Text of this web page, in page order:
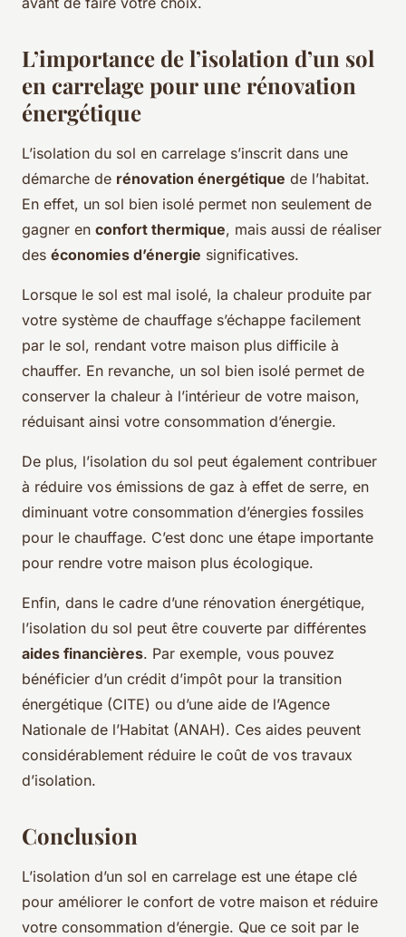
L’importance de l’isolation d’un sol
en carrelage pour une rénovation
énergétique
L’isolation du sol en carrelage s’inscrit dans une
démarche de rénovation énergétique de l’habitat.
En effet, un sol bien isolé permet non seulement de
gagner en confort thermique, mais aussi de réaliser
des économies d’énergie significatives.
Lorsque le sol est mal isolé, la chaleur produite par
votre système de chauffage s’échappe facilement
par le sol, rendant votre maison plus difficile à
chauffer. En revanche, un sol bien isolé permet de
conserver la chaleur à l’intérieur de votre maison,
réduisant ainsi votre consommation d’énergie.
De plus, l’isolation du sol peut également contribuer
à réduire vos émissions de gaz à effet de serre, en
diminuant votre consommation d’énergies fossiles
pour le chauffage. C’est donc une étape importante
pour rendre votre maison plus écologique.
Enfin, dans le cadre d’une rénovation énergétique,
l’isolation du sol peut être couverte par différentes
aides financières. Par exemple, vous pouvez
bénéficier d’un crédit d’impôt pour la transition
énergétique (CITE) ou d’une aide de l’Agence
Nationale de l’Habitat (ANAH). Ces aides peuvent
considérablement réduire le coût de vos travaux
d’isolation.
Conclusion
L’isolation d’un sol en carrelage est une étape clé
pour améliorer le confort de votre maison et réduire
votre consommation d’énergie. Que ce soit par le